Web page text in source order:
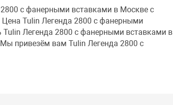
с фанерными вставками в Москве с
Tulin Легенда 2800 с фанерными
Легенда 2800 с фанерными вставками в
привезём вам Tulin Легенда 2800 с